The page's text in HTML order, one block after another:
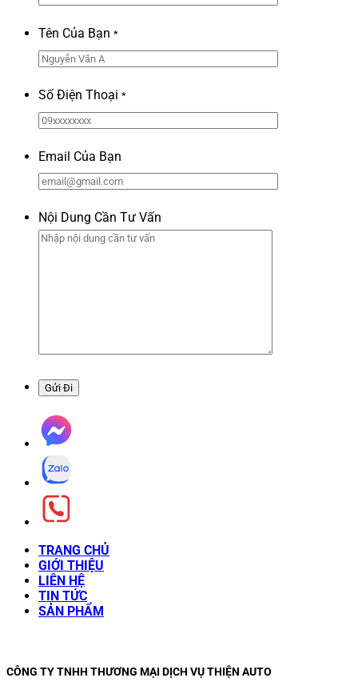
Tên Của Bạn *
Số Điện Thoại *
Email Của Bạn
Nội Dung Cần Tư Vấn
TRANG CHỦ
GIỚI THIỆU
LIÊN HỆ
TIN TỨC
SẢN PHẨM
CÔNG TY TNHH THƯƠNG MẠI DỊCH VỤ THIỆN AUTO